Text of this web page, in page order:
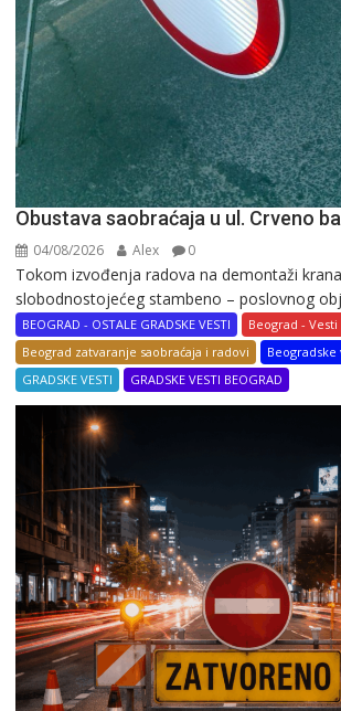
Obustava saobraćaja u ul. Crveno
04/08/2026 Alex 0
Tokom izvođenja radova na demontaži
slobodnostojećeg stambeno – poslovnog
BEOGRAD - OSTALE GRADSKE VESTI
Beograd -
Beograd zatvaranje saobraćaja i radovi
Beogradske
GRADSKE VESTI
GRADSKE VESTI BEOGRAD